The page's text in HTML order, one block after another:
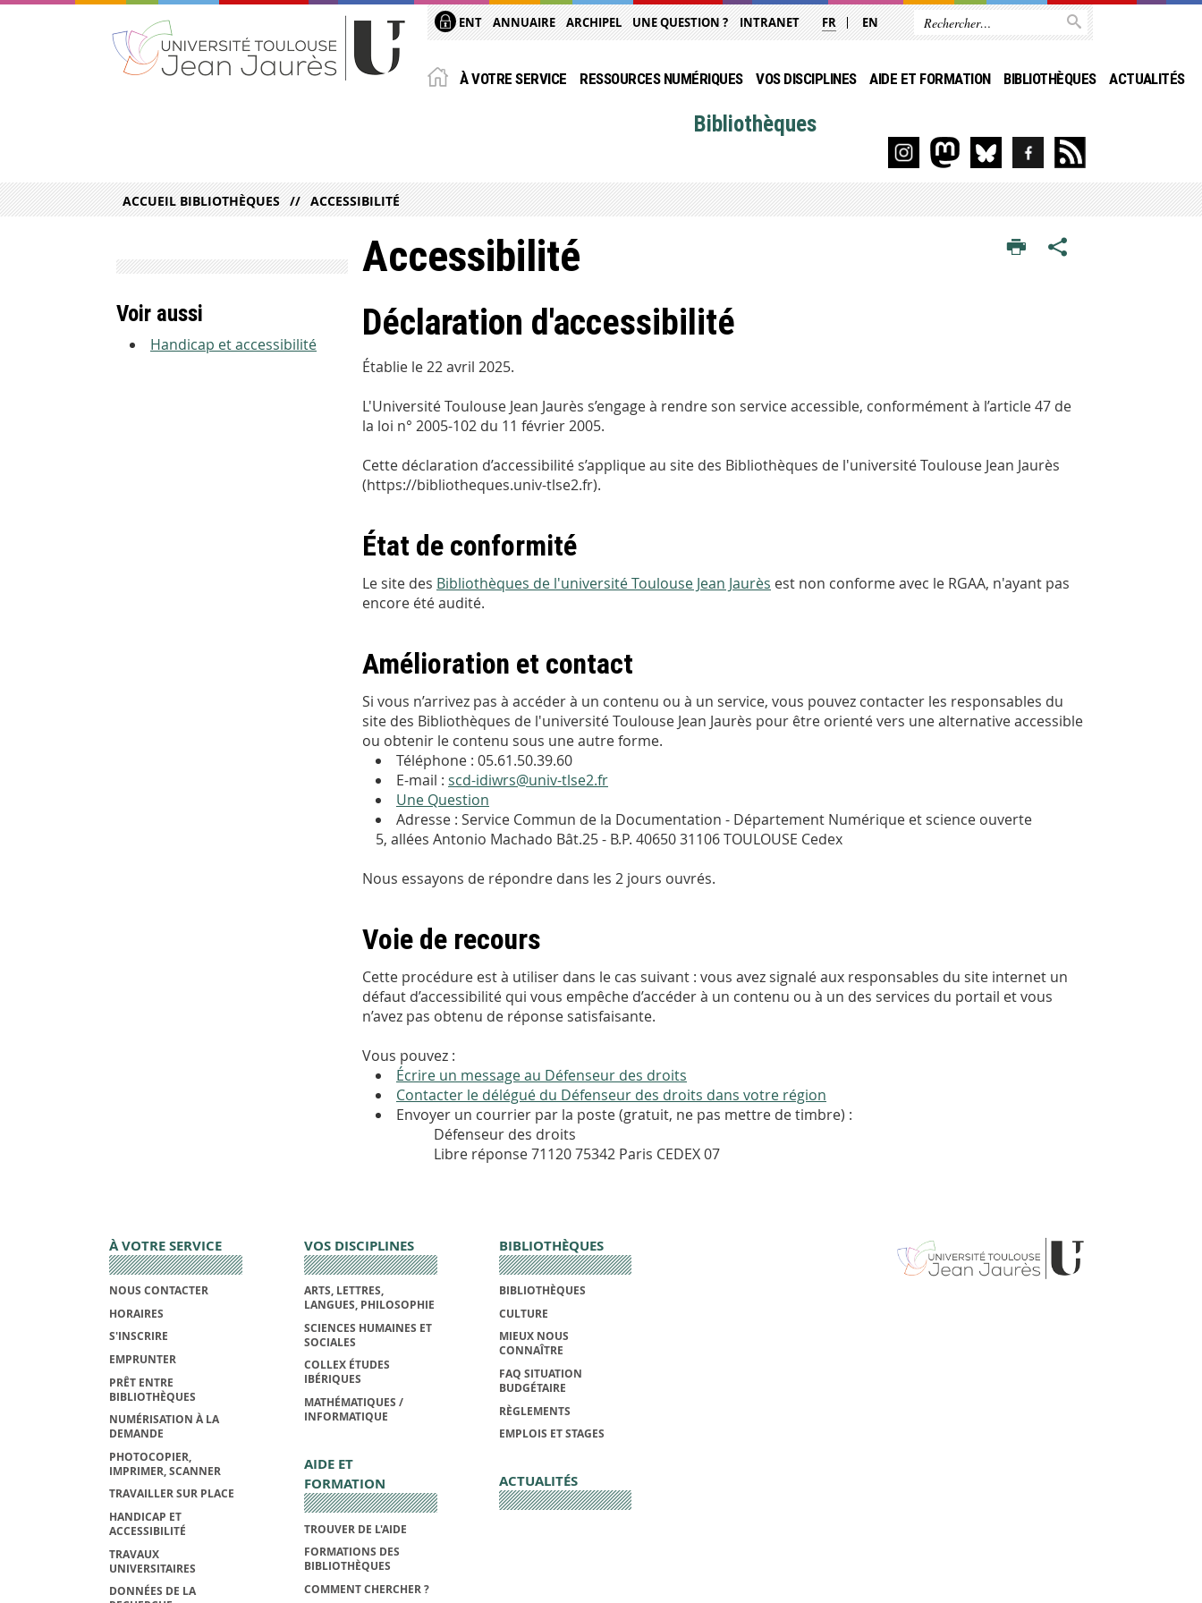
ENT ANNUAIRE ARCHIPEL UNE QUESTION ? INTRANET FR EN
À VOTRE SERVICE RESSOURCES NUMÉRIQUES VOS DISCIPLINES AIDE ET FORMATION BIBLIOTHÈQUES ACTUALITÉS
Bibliothèques
ACCUEIL BIBLIOTHÈQUES ACCESSIBILITÉ
Accessibilité
Déclaration d'accessibilité
Établie le 22 avril 2025.
L'Université Toulouse Jean Jaurès s’engage à rendre son service accessible, conformément à l’article 47 de
la loi n° 2005-102 du 11 février 2005.
Cette déclaration d’accessibilité s’applique au site des Bibliothèques de l'université Toulouse Jean Jaurès
(https://bibliotheques.univ-tlse2.fr).
État de conformité
Le site des Bibliothèques de l'université Toulouse Jean Jaurès est non conforme avec le RGAA, n'ayant pas
encore été audité.
Amélioration et contact
Si vous n’arrivez pas à accéder à un contenu ou à un service, vous pouvez contacter les responsables du
site des Bibliothèques de l'université Toulouse Jean Jaurès pour être orienté vers une alternative accessible
ou obtenir le contenu sous une autre forme.
Téléphone : 05.61.50.39.60
E-mail : scd-idiwrs@univ-tlse2.fr
Une Question
Adresse : Service Commun de la Documentation - Département Numérique et science ouverte
5, allées Antonio Machado Bât.25 - B.P. 40650 31106 TOULOUSE Cedex
Nous essayons de répondre dans les 2 jours ouvrés.
Voie de recours
Cette procédure est à utiliser dans le cas suivant : vous avez signalé aux responsables du site internet un
défaut d’accessibilité qui vous empêche d’accéder à un contenu ou à un des services du portail et vous
n’avez pas obtenu de réponse satisfaisante.
Vous pouvez :
Écrire un message au Défenseur des droits
Contacter le délégué du Défenseur des droits dans votre région
Envoyer un courrier par la poste (gratuit, ne pas mettre de timbre) :
Défenseur des droits
Libre réponse 71120 75342 Paris CEDEX 07
Voir aussi
Handicap et accessibilité
À VOTRE SERVICE
NOUS CONTACTER
HORAIRES
S'INSCRIRE
EMPRUNTER
PRÊT ENTRE
BIBLIOTHÈQUES
NUMÉRISATION À LA
DEMANDE
PHOTOCOPIER,
IMPRIMER, SCANNER
TRAVAILLER SUR PLACE
HANDICAP ET
ACCESSIBILITÉ
TRAVAUX
UNIVERSITAIRES
DONNÉES DE LA
VOS DISCIPLINES
ARTS, LETTRES,
LANGUES, PHILOSOPHIE
SCIENCES HUMAINES ET
SOCIALES
COLLEX ÉTUDES
IBÉRIQUES
MATHÉMATIQUES /
INFORMATIQUE
AIDE ET
FORMATION
TROUVER DE L'AIDE
FORMATIONS DES
BIBLIOTHÈQUES
COMMENT CHERCHER ?
BIBLIOTHÈQUES
BIBLIOTHÈQUES
CULTURE
MIEUX NOUS
CONNAÎTRE
FAQ SITUATION
BUDGÉTAIRE
RÈGLEMENTS
EMPLOIS ET STAGES
ACTUALITÉS